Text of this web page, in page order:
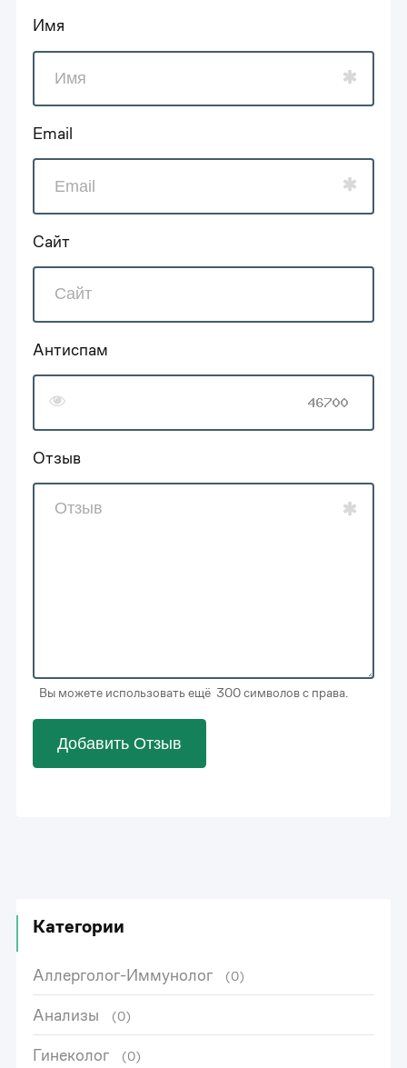
Имя
Email
Сайт
Антиспам
Отзыв
Вы можете использовать ещё 300 символов с права.
Добавить Отзыв
Категории
Аллерголог-Иммунолог (0)
Анализы (0)
Гинеколог (0)